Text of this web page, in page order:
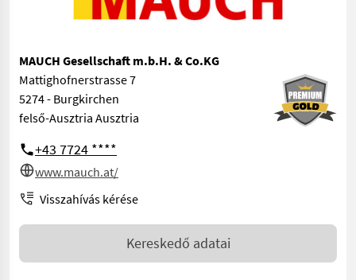
MAUCH Gesellschaft m.b.H. & Co.KG
Mattighofnerstrasse 7
5274 - Burgkirchen
felső-Ausztria Ausztria
+43 7724 ****
www.mauch.at/
Visszahívás kérése
Kereskedő adatai